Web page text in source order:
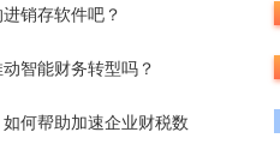
销存软件吧？
智能财务转型吗？
何帮助加速企业财税数